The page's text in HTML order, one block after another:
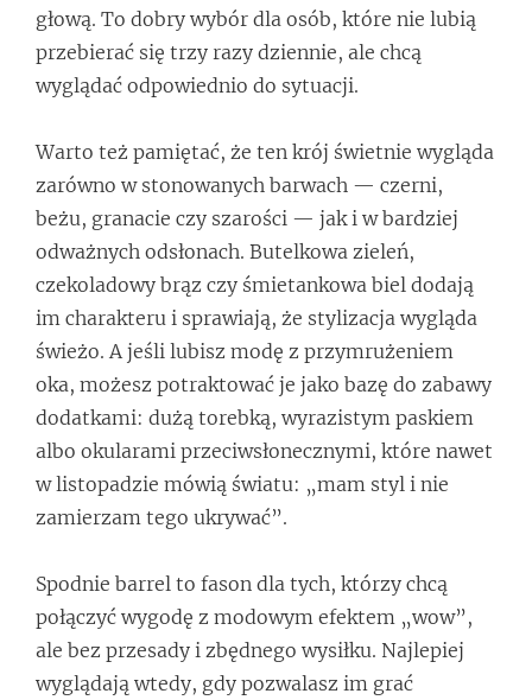
głową. To dobry wybór dla osób, które nie lubią
przebierać się trzy razy dziennie, ale chcą
wyglądać odpowiednio do sytuacji.
Warto też pamiętać, że ten krój świetnie wygląda
zarówno w stonowanych barwach — czerni,
beżu, granacie czy szarości — jak i w bardziej
odważnych odsłonach. Butelkowa zieleń,
czekoladowy brąz czy śmietankowa biel dodają
im charakteru i sprawiają, że stylizacja wygląda
świeżo. A jeśli lubisz modę z przymrużeniem
oka, możesz potraktować je jako bazę do zabawy
dodatkami: dużą torebką, wyrazistym paskiem
albo okularami przeciwsłonecznymi, które nawet
w listopadzie mówią światu: „mam styl i nie
zamierzam tego ukrywać”.
Spodnie barrel to fason dla tych, którzy chcą
połączyć wygodę z modowym efektem „wow”,
ale bez przesady i zbędnego wysiłku. Najlepiej
wyglądają wtedy, gdy pozwalasz im grać